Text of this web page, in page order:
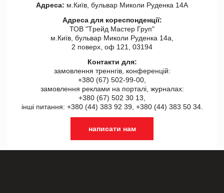
Адреса: м.Київ, бульвар Миколи Руденка 14А
Адреса для кореспонденції:
ТОВ "Tрейд Мастер Груп"
м.Київ, бульвар Миколи Руденка 14а,
2 поверх, оф 121, 03194
Контакти для:
замовлення треннгів, конференцій:
+380 (67) 502-99-00,
замовлення реклами на порталі, журналах:
+380 (67) 502 30 13,
інші питання: +380 (44) 383 92 39, +380 (44) 383 50 34.
написати нам